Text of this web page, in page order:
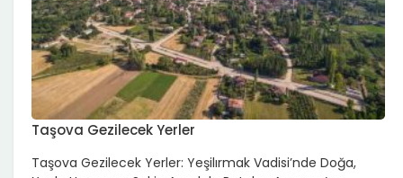
Taşova Gezilecek Yerler
Taşova Gezilecek Yerler: Yeşilırmak Vadisi’nde Doğa,